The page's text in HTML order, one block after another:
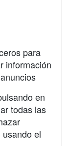
para
información
en
todas las
el